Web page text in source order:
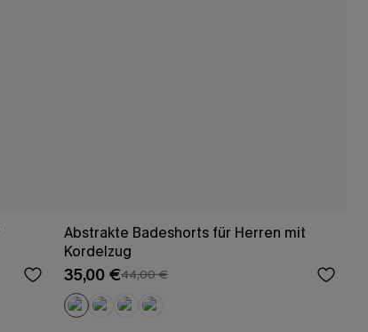
Abstrakte Badeshorts für Herren mit
Kordelzug
35,00 €44,00 €